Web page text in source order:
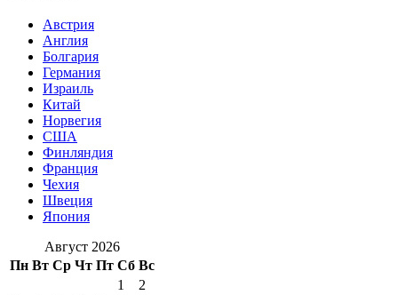
Австрия
Англия
Болгария
Германия
Израиль
Китай
Норвегия
США
Финляндия
Франция
Чехия
Швеция
Япония
Август 2026
Пн Вт Ср Чт Пт Сб Вс
1
2